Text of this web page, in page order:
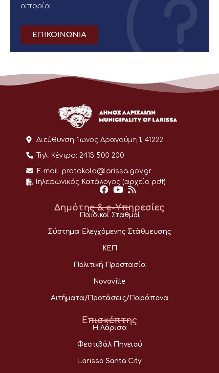
απορία
ΕΠΙΚΟΙΝΩΝΙΑ
Διεύθυνση: Ίωνος Δραγούμη 1, 41222
Τηλ. Κέντρο: 2413 500 200
E-mail: protokolo@larissa.gov.gr
Τηλεφωνικός Κατάλογος (αρχείο pdf)
Δημότης & e-Υπηρεσίες
Παιδικοί Σταθμοί
Σύστημα Ελεγχόμενης Στάθμευσης
ΚΕΠ
Πολιτική Προστασία
Novoville
Αιτήματα/Προτάσεις/Παράπονα
Επισκέπτης
Η Λάρισα
Φεστιβάλ Πηνειού
Larissa Santa City